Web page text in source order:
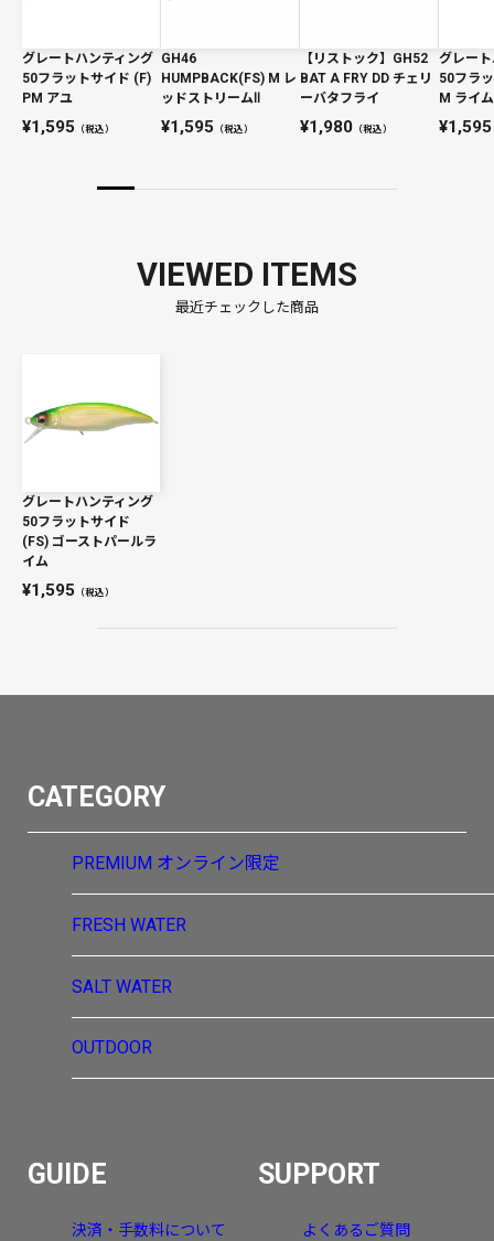
グレートハンティング
50フラットサイド (F)
PM アユ
1,595 （税込）
GH46
HUMPBACK(FS) M レ
ッドストリームⅡ
1,595（税込）
【リストック】GH52
BAT A FRY DD チェリ
ーバタフライ
1,980（税込）
グレー
50フラ
M ライ
1,595
VIEWED ITEMS
最近チェックした商品
グレートハンティング
50フラットサイド
(FS) ゴーストパールラ
イム
1,595 （税込）
CATEGORY
PREMIUM オンライン限定
FRESH WATER
SALT WATER
OUTDOOR
GUIDE
決済・手数料について
SUPPORT
よくあるご質問